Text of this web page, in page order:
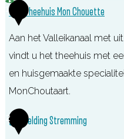
1TOP Theehuis Mon Chouette
Aan het Valleikanaal met
vindt u het theehuis met
en huisgemaakte
MonChoutaart.
T
O
2 Melding Stremming